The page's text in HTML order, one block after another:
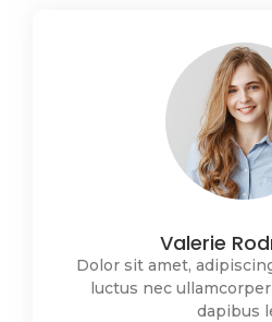
Valerie
Dolor sit amet,
luctus nec
dapibus